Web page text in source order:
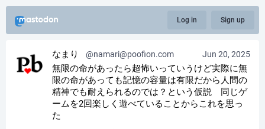
Log in Sign up
Jun 20, 2025
なまり @namari@poofion.com
無限の命があったら超怖いっていうけど実際に無
限の命があっても記憶の容量は有限だから人間の
精神でも耐えられるのでは？という仮説　同じゲ
ームを2回楽しく遊べていることからこれを思っ
た